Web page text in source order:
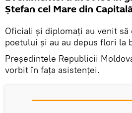
Ștefan cel Mare din
Oficiali și diplomați au venit să
poetului și au au depus flori la
Președintele Republicii
vorbit în fața asistenței.